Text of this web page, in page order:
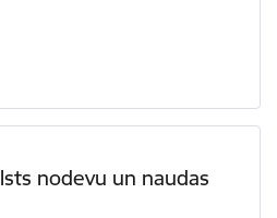
nodevu un naudas